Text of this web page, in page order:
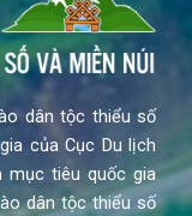
dân tộc thiểu số
của Cục Du lịch
mục tiêu quốc gia
dân tộc thiểu số